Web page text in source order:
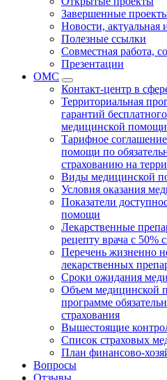
Завершенные
Новости, актуальная
Полезные ссылки
Совместная работа,
Презентации
ОМС
Контакт-центр в
Территориальная
гарантий
медицинской помощи
Тарифное
помощи по
страхованию на
Виды медицинской
Условия оказания
Показатели
помощи
Лекарственные
рецепту врача с 50%
Перечень жизненно
лекарственных
Сроки ожидания
Объем медицинской
программе
страхования
Вышестоящие
Список страховых
План финансово-
Вопросы